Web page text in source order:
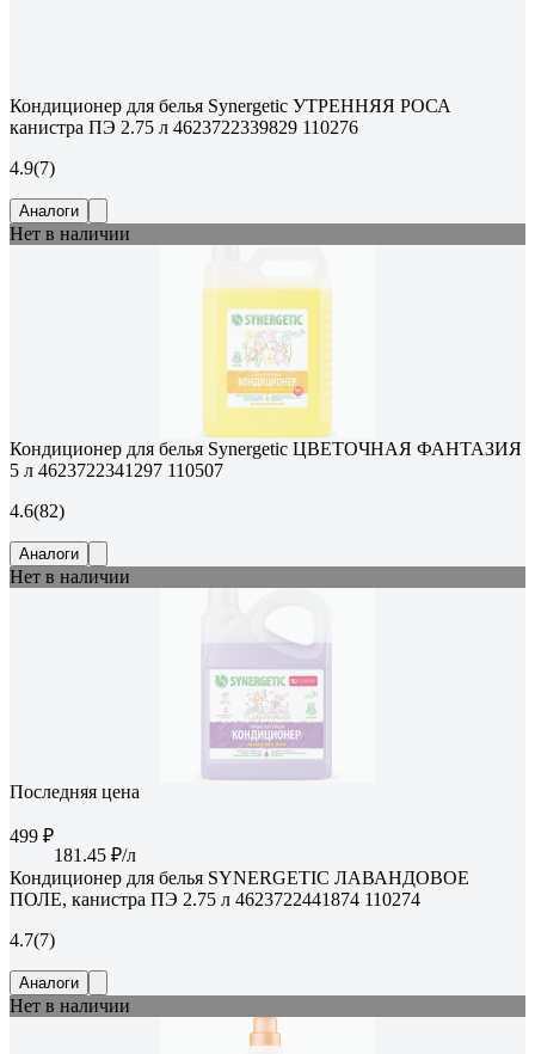
Кондиционер для белья Synergetic УТРЕННЯЯ РОСА
канистра ПЭ 2.75 л 4623722339829 110276
4.9(7)
Аналоги
Нет в наличии
Кондиционер для белья Synergetic ЦВЕТОЧНАЯ ФАНТАЗИЯ
5 л 4623722341297 110507
4.6(82)
Аналоги
Нет в наличии
Последняя цена
499 ₽
181.45 ₽/л
Кондиционер для белья SYNERGETIC ЛАВАНДОВОЕ
ПОЛЕ, канистра ПЭ 2.75 л 4623722441874 110274
4.7(7)
Аналоги
Нет в наличии